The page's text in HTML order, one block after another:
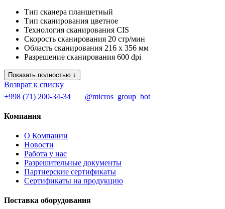
Тип сканера планшетный
Тип сканирования цветное
Технология сканирования CIS
Скорость сканирования 20 стр/мин
Область сканирования 216 x 356 мм
Разрешение сканирования 600 dpi
Показать полностью ↓
Возврат к списку
+998 (71) 200-34-34
@micros_group_bot
Компания
О Компании
Новости
Работа у нас
Разрешительные документы
Партнерские сертификаты
Сертификаты на продукцию
Поставка оборудования